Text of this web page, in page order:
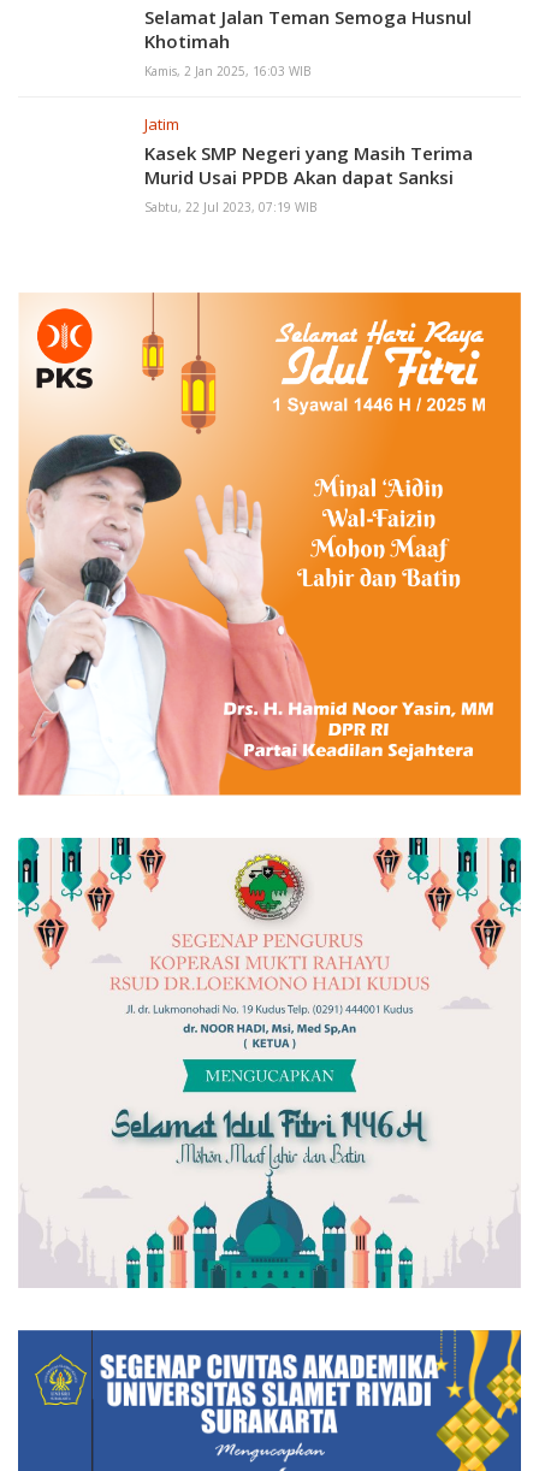
Selamat Jalan Teman Semoga Husnul
Khotimah
Kamis, 2 Jan 2025, 16:03 WIB
Jatim
Kasek SMP Negeri yang Masih Terima
Murid Usai PPDB Akan dapat Sanksi
Sabtu, 22 Jul 2023, 07:19 WIB